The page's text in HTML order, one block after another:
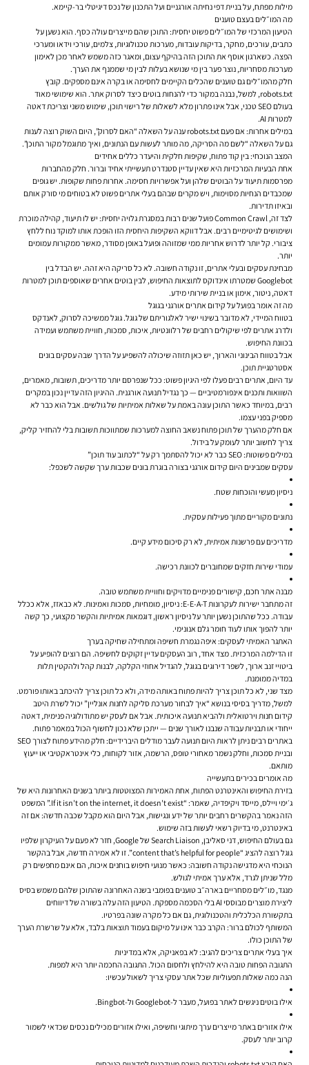
מילות מפתח, על בניית דפי נחיתה אורגניים ועל התכנון של נכס דיגיטלי בר-קיימא.
מה המו״לים בעצם טוענים
הטיעון המרכזי של המו״לים פשוט יחסית: התוכן שהם מייצרים עולה כסף. הוא נשען על
כתבים, עורכים, מחקר, בדיקות עובדות, מערכות טכנולוגיות, צלמים, עורכי וידאו ומערכי
הפצה. כשארגון אוסף את התוכן הזה בהיקף עצום, ומאגר כזה משמש לאחר מכן לאימון
מערכות מסחריות, נוצר פער בין מי שנושא בעלות לבין מי שממנף את הערך.
חלק מהמו״לים גם טוענים שהכלים הקיימים לחסימה או בקרה אינם מספקים. קובץ
robots.txt, למשל, נבנה במקור כדי להנחות בוטים כיצד לסרוק אתר. הוא שימושי מאוד
בעולם SEO טכני, אבל אינו פתרון מלא לשאלות של רישוי תוכן, שימוש משני וצריכת דאטה
למטרות AI.
במילים אחרות: אם פעם robots.txt ענה על השאלה “האם לסרוק”, היום השוק רוצה לענות
גם על השאלה “לשם מה הסריקה, מה מותר לעשות עם הנתונים, ואיך מתוגמל מקור התוכן”.
המצב הנוכחי: בין קוד פתוח, שקיפות חלקית והיעדר כללים אחידים
אחת הבעיות המרכזיות היא שאין עדיין סטנדרט תעשייתי אחיד וברור. חלק מהחברות
מפרסמות תיעוד על הבוטים שלהן ועל אפשרויות חסימה. אחרות פחות שקופות. יש גופים
שמכבדים הנחיות מסוימות, ויש מקרים שבהם בעלי אתרים פשוט לא בטוחים מי סורק אותם
ובאיזו תדירות.
לצד זה, Common Crawl פועל שנים רבות במסגרת גלויה יחסית: יש לו תיעוד, קהילה מוכרת
ושימושים לגיטימיים רבים. אבל דווקא השקיפות היחסית הזו הופכת אותו למוקד נוח ללחץ
ציבורי. קל יותר לדרוש אחריות ממי שמזוהה ופועל באופן מסודר, מאשר ממקורות עמומים
יותר.
מבחינת עסקים ובעלי אתרים, זו נקודה חשובה. לא כל סריקה היא זהה. יש הבדל בין
Googlebot שמטרתו אינדוקס לתוצאות החיפוש, לבין בוטים אחרים שאוספים תוכן למטרות
דאטה, ניטור, אימון או בניית שירותי מידע.
מה זה אומר בפועל על קידום אתרים אורגני בגוגל
בטווח המיידי, לא מדובר בשינוי ישיר לאלגוריתם של גוגל. גוגל ממשיכה לסרוק, לאנדקס
ולדרג אתרים לפי שיקולים רחבים של רלוונטיות, איכות, סמכות, חוויית משתמש ועמידה
בכוונת החיפוש.
אבל בטווח הבינוני והארוך, יש כאן תזוזה שיכולה להשפיע על הדרך שבה עסקים בונים
אסטרטגיית תוכן.
עד היום, אתרים רבים פעלו לפי היגיון פשוט: ככל שנפרסם יותר מדריכים, תשובות, מאמרים,
השוואות ותכנים אינפורמטיביים — כך נגדיל תנועה אורגנית. ההיגיון הזה עדיין נכון במקרים
רבים, במיוחד כאשר התוכן עונה באמת על שאלות אמיתיות של גולשים. אבל הוא כבר לא
מספיק בפני עצמו.
אם חלק מהערך של תוכן פתוח נשאב החוצה למערכות שמתווכות תשובות בלי להחזיר קליק,
צריך לחשוב יותר לעומק על בידול.
במילים פשוטות: SEO כבר לא יכול להסתמך רק על “לכתוב עוד תוכן”
עסקים שמבינים היום קידום אורגני בצורה בוגרת בונים שכבות ערך שקשה לשכפל:
ניסיון מעשי והוכחות שטח.
נתונים מקוריים מתוך פעילות עסקית.
מדריכים עם פרשנות אמיתית, לא רק סיכום מידע קיים.
עמודי שירות חזקים שמחוברים לכוונת רכישה.
מבנה אתר חכם, קישורים פנימיים מדויקים וחוויית משתמש טובה.
זה מתחבר ישירות לעקרונות E-E-A-T: ניסיון, מומחיות, סמכות ואמינות. לא כבאזז, אלא ככלל
עבודה. ככל שהתוכן נשען יותר על ניסיון ראשון, דוגמאות אמיתיות והקשר מקצועי, כך קשה
יותר להפוך אותו לעוד חומר גלם אנונימי.
האתגר האמיתי לעסקים: איפה נגמרת חשיפה ומתחילה שחיקה בערך
זו הדילמה המרכזית. מצד אחד, רוב העסקים עדיין זקוקים לחשיפה. הם רוצים להופיע על
ביטויי זנב ארוך, לשפר דירוגים בגוגל, להגדיל אחוזי הקלקה, לבנות קהל ולהקטין תלות
במדיה ממומנת.
מצד שני, לא כל תוכן צריך להיות פתוח באותה מידה, ולא כל תוכן צריך להיכתב באותו פורמט.
למשל, מדריך בסיסי בנושא “איך לבחור מערכת סליקה לחנות אונליין” יכול לשרת היטב
קידום חנות וירטואלית ולהביא תנועה איכותית. אבל אם לעסק יש מתודולוגיה פנימית, דאטה
ייחודי או תבניות עבודה שנבנו לאורך שנים — ייתכן שלא נכון לחשוף הכול במאמר פתוח.
באתרים רבים ניתן לראות היום תנועה לעבר מודלים היברידיים: חלק מהידע פתוח לצורך SEO
ובניית סמכות, וחלק נשמר מאחורי טופס, הרשמה, אזור לקוחות, כלי אינטראקטיבי או ייעוץ
מותאם.
מה אומרים בכירים בתעשייה
בזירת החיפוש והאינטרנט הפתוח, אחת האמירות המצוטטות ביותר בשנים האחרונות היא של
ג׳ימי ויילס, מייסד ויקיפדיה, שאמר: “If it isn't on the internet, it doesn't exist.” המשפט
הזה נאמר בהקשרים רחבים יותר של ידע ונגישות, אבל היום הוא מקבל שכבה חדשה: אם זה
באינטרנט, מי בדיוק רשאי לעשות בזה שימוש.
גם בעולם החיפוש, דני סאליבן, Search Liaison של Google, חזר לא פעם על העיקרון שלפיו
גוגל רוצה להציג “content that’s helpful for people”. זו לא אמירה חדשה, אבל בהקשר
הנוכחי היא מדגישה נקודה חשובה: כאשר מנועי חיפוש בוחנים איכות, הם אינם מחפשים רק
מלל שניתן לגרד, אלא ערך אמיתי לגולש.
מנגד, מו״לים מסחריים בארה״ב טוענים בפומבי בשנה האחרונה שהתוכן שלהם משמש בסיס
ליצירת מוצרים מבוססי AI בלי הסכמה מספקת. הטיעון הזה עלה בשורה של דיווחים
בתקשורת הכלכלית והטכנולוגית, גם אם כל מקרה שונה בפרטיו.
המשותף לכולם ברור: הקרב כבר אינו על מיקום בעמוד תוצאות בלבד, אלא על שרשרת הערך
של התוכן כולו.
איך בעלי אתרים צריכים להגיב: לא בפאניקה, אלא במדיניות
התגובה הפחות טובה היא להילחץ ולחסום הכול. התגובה החכמה יותר היא למפות.
הנה כמה שאלות תפעוליות שכל אתר עסקי צריך לשאול עכשיו:
אילו בוטים ניגשים לאתר בפועל, מעבר ל-Googlebot ול-Bingbot.
אילו אזורים באתר מייצרים ערך מיתוגי וחשיפה, ואילו אזורים מכילים נכסים שכדאי לשמור
קרוב יותר לעסק.